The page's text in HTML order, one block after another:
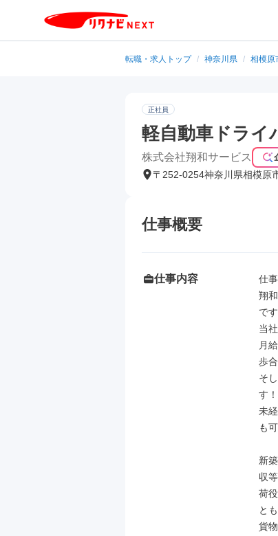
転職・求人トップ / 神奈川県 / 相模原
正社員
軽自動車ドライ
株式会社翔和サービス
〒252-0254神奈川県相模原
仕事概要
仕事内容
仕
翔
です
当
月
歩
そ
す！
未
も
新
収
荷
と
貨